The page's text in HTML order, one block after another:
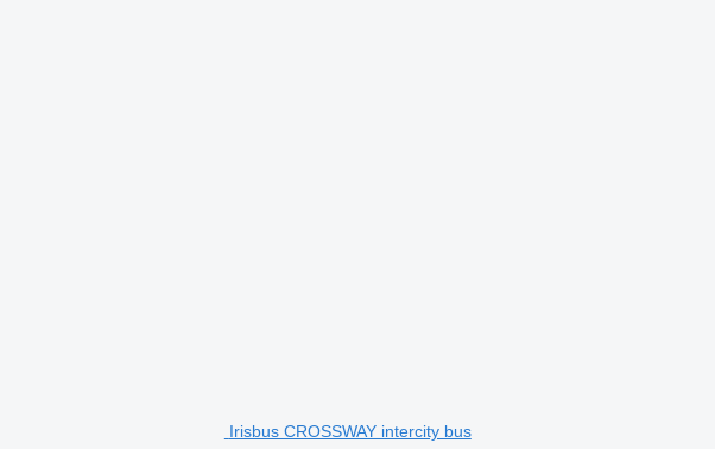
Irisbus CROSSWAY intercity bus